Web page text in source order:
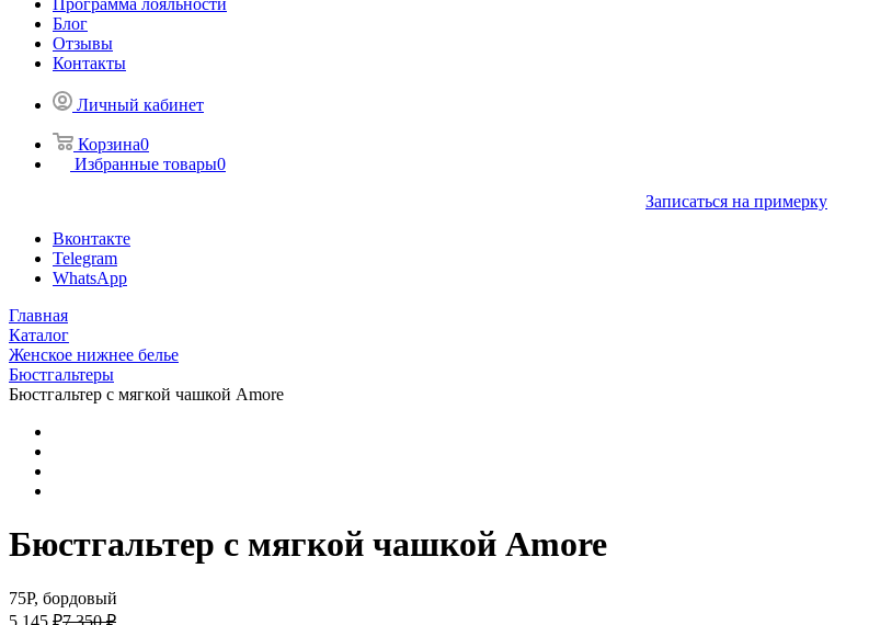
Программа лояльности
Блог
Отзывы
Контакты
Личный кабинет
Корзина0
Избранные товары0
Записаться на примерку
Вконтакте
Telegram
WhatsApp
Главная
Каталог
Женское нижнее белье
Бюстгальтеры
Бюстгальтер с мягкой чашкой Amore
Бюстгальтер с мягкой чашкой Amore
75P, бордовый
5 145 ₽7 350 ₽